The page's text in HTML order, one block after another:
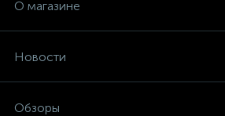
О магазине
Новости
Обзоры